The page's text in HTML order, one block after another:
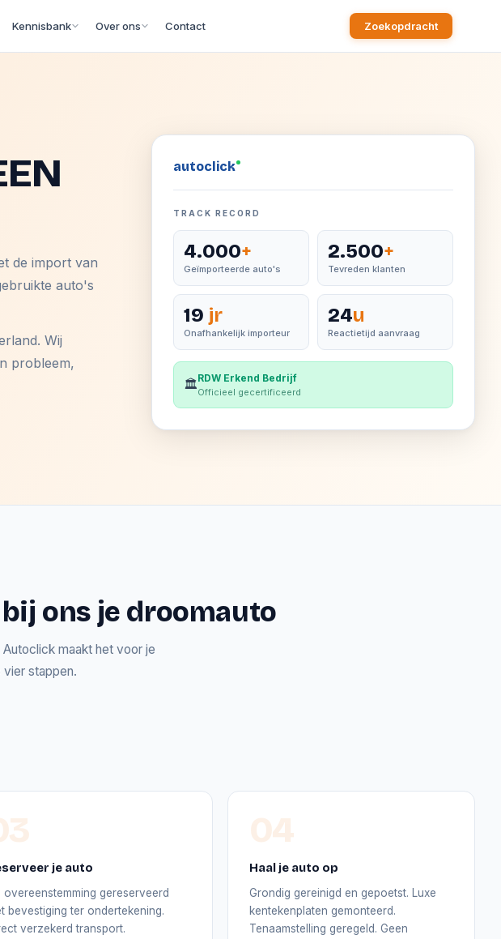
Kennisbank Over ons Contact Zoekopdracht
de import van
auto's
Wij
probleem,
autoclick
TRACK RECORD
4.000+
Geïmporteerde auto's
2.500+
Tevreden klanten
19 jr
Onafhankelijk importeur
24u
Reactietijd aanvraag
🏛️RDW Erkend Bedrijf
Officieel gecertificeerd
ons je droomauto
maakt het voor je
stappen.
je auto
overeenstemming gereserveerd
bevestiging ter ondertekening.
verzekerd transport.
04
Haal je auto op
Grondig gereinigd en gepoetst. Luxe
kentekenplaten gemonteerd.
Tenaamstelling geregeld. Geen